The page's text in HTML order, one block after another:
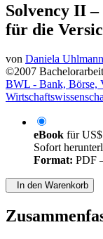
Solvency II
für die
von Daniela
©2007 Bachelorarbeit
BWL - Bank, Börse,
eBook für
Sofort
Format: PDF
In den Warenkorb